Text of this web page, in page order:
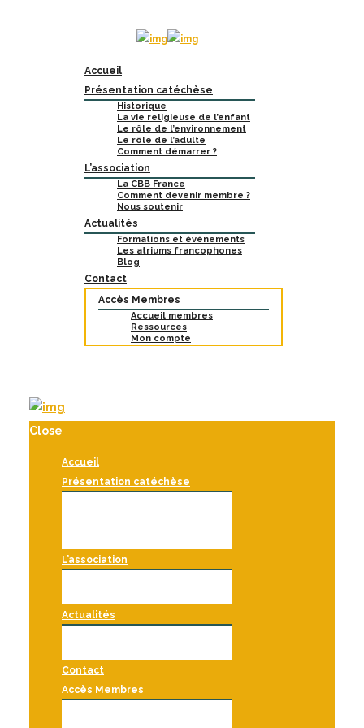
Accueil
Présentation catéchèse
Historique
La vie religieuse de l’enfant
Le rôle de l’environnement
Le rôle de l’adulte
Comment démarrer ?
L’association
La CBB France
Comment devenir membre ?
Nous soutenir
Actualités
Formations et évènements
Les atriums francophones
Blog
Contact
Accès Membres
Accueil membres
Ressources
Mon compte
Close
Accueil
Présentation catéchèse
L’association
Actualités
Contact
Accès Membres